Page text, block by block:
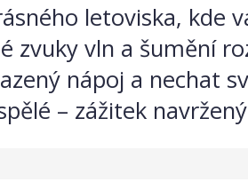
letoviska, kde
zvuky vln a šumění
nápoj a nechat
– zážitek